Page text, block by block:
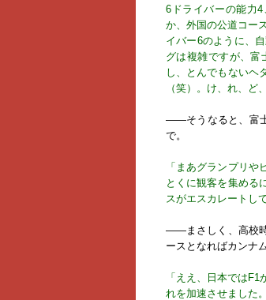
6ドライバーの能力
か、外国の公道コー
イバー6のように、
グは複雑ですが、富
し、とんでもないヘ
（笑）。け、れ、ど
――そうなると、富
で。
「まあグランプリや
とくに観客を集める
スがエスカレートし
――まさしく、高校時
ースとなればカンナ
「ええ、日本では
れを加速させました